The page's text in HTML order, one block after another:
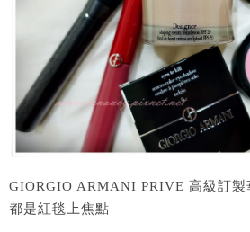
GIORGIO ARMANI PRIVE 高級訂製
都是紅毯上焦點